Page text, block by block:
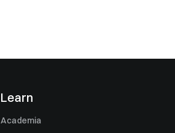
Learn
Academia